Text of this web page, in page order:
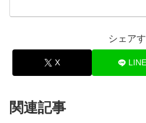
シェア
X LINE
関連記事